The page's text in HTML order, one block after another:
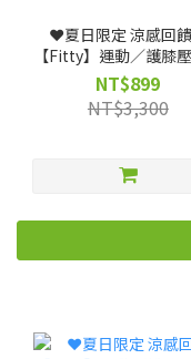
❤️夏日限定 涼感回
【Fitty】運動／護膝
－旗艦拼彩（剩 XL, 2XL
NT$899
NT$3,300